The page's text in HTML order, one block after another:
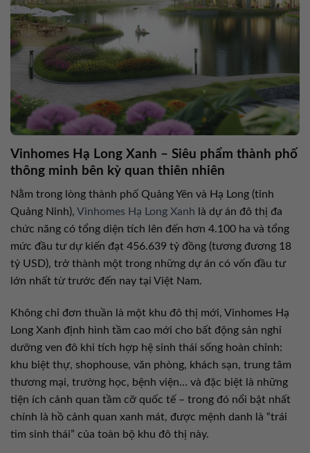
Vinhomes Hạ Long Xanh – Siêu phẩm thành phố
thông minh bên kỳ quan thiên nhiên
Nằm trong lòng thành phố Quảng Yên và Hạ Long (tỉnh
Quảng Ninh), Vinhomes Hạ Long Xanh là dự án đô thị đa
chức năng có tổng diện tích lên đến hơn 4.100 ha và tổng
mức đầu tư dự kiến đạt 456.639 tỷ đồng (tương đương 18
tỷ USD), trở thành một trong những dự án có vốn đầu tư
lớn nhất từ trước đến nay tại Việt Nam.
Không chỉ đơn thuần là một khu đô thị mới, Vinhomes Hạ
Long Xanh định hình tầm cao mới cho bất động sản nghỉ
dưỡng ven đô khi tích hợp hệ sinh thái sống hoàn chỉnh:
khu biệt thự, shophouse, văn phòng, khách sạn, trung tâm
thương mại, trường học, bệnh viện… và đặc biệt là những
tiện ích cảnh quan tầm cỡ quốc tế – trong đó nổi bật nhất
chính là hồ cảnh quan xanh mát, được mệnh danh là “trái
tim sinh thái” của toàn bộ khu đô thị này.